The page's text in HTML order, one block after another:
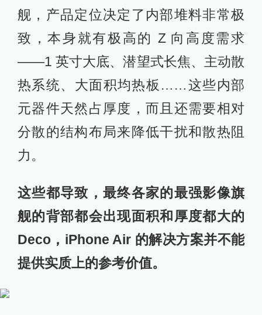
舰，产品定位决定了内部堆料非常极
致，本身就有极高的 Z 向高度需求
——1 英寸大底、潜望式长焦、主动散
热系统、大面积均热板……这些内部
元器件天然占厚度，而且还需要相对
分散的结构布局来降低干扰和散热阻
力。
这些都导致，最终各家的最强影像旗
舰的背部都会出现面积和厚度都大的
Deco，iPhone Air 的解决方案并不能
提供实质上的参考价值。